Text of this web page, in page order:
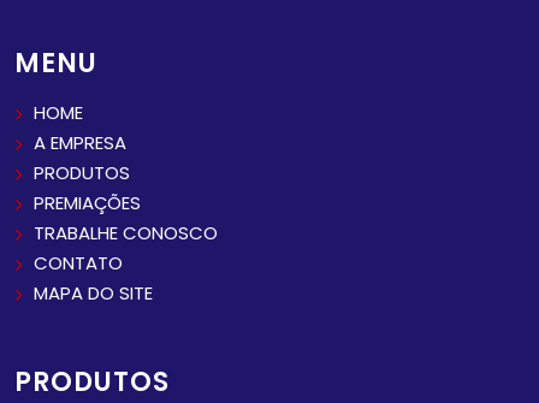
MENU
HOME
A EMPRESA
PRODUTOS
PREMIAÇÕES
TRABALHE CONOSCO
CONTATO
MAPA DO SITE
PRODUTOS